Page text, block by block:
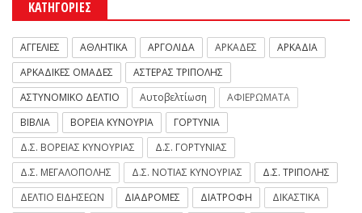
ΚΑΤΗΓΟΡΙΕΣ
ΑΓΓΕΛΙΕΣ ΑΘΛΗΤΙΚΑ ΑΡΓΟΛΙΔΑ ΑΡΚΑΔΕΣ
ΑΡΚΑΔΙΑ
ΑΡΚΑΔΙΚΕΣ ΟΜΑΔΕΣ
ΑΣΤΕΡΑΣ ΤΡΙΠΟΛΗΣ
ΑΣΤΥΝΟΜΙΚΟ ΔΕΛΤΙΟ
Αυτοβελτίωση
ΑΦΙΕΡΩΜΑΤΑ
ΒΙΒΛΙΑ
ΒΟΡΕΙΑ ΚΥΝΟΥΡΙΑ
ΓΟΡΤΥΝΙΑ
Δ.Σ. ΒΟΡΕΙΑΣ ΚΥΝΟΥΡΙΑΣ
Δ.Σ. ΓΟΡΤΥΝΙΑΣ
Δ.Σ. ΜΕΓΑΛΟΠΟΛΗΣ
Δ.Σ. ΝΟΤΙΑΣ ΚΥΝΟΥΡΙΑΣ
Δ.Σ. ΤΡΙΠΟΛΗΣ
ΔΕΛΤΙΟ ΕΙΔΗΣΕΩΝ
ΔΙΑΔΡΟΜΕΣ ΔΙΑΤΡΟΦΗ
ΔΙΚΑΣΤΙΚΑ